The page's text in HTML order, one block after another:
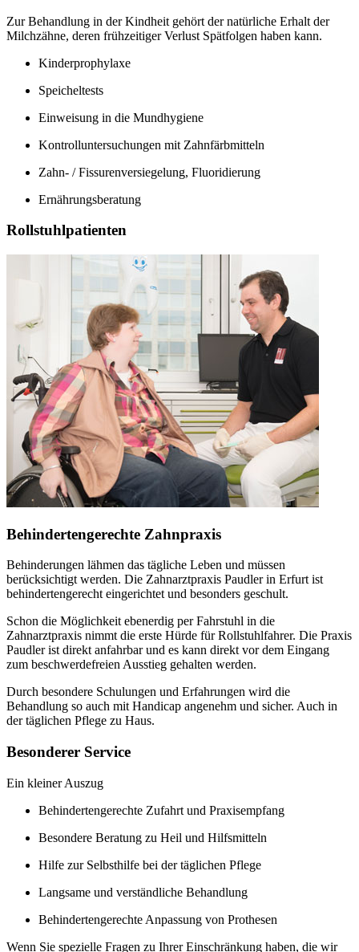
Zur Behandlung in der Kindheit gehört der natürliche Erhalt der
Milchzähne, deren frühzeitiger Verlust Spätfolgen haben kann.
Kinderprophylaxe
Speicheltests
Einweisung in die Mundhygiene
Kontrolluntersuchungen mit Zahnfärbmitteln
Zahn- / Fissurenversiegelung, Fluoridierung
Ernährungsberatung
Rollstuhlpatienten
Behindertengerechte Zahnpraxis
Behinderungen lähmen das tägliche Leben und müssen
berücksichtigt werden. Die Zahnarztpraxis Paudler in Erfurt ist
behindertengerecht eingerichtet und besonders geschult.
Schon die Möglichkeit ebenerdig per Fahrstuhl in die
Zahnarztpraxis nimmt die erste Hürde für Rollstuhlfahrer. Die Praxis
Paudler ist direkt anfahrbar und es kann direkt vor dem Eingang
zum beschwerdefreien Ausstieg gehalten werden.
Durch besondere Schulungen und Erfahrungen wird die
Behandlung so auch mit Handicap angenehm und sicher. Auch in
der täglichen Pflege zu Haus.
Besonderer Service
Ein kleiner Auszug
Behindertengerechte Zufahrt und Praxisempfang
Besondere Beratung zu Heil und Hilfsmitteln
Hilfe zur Selbsthilfe bei der täglichen Pflege
Langsame und verständliche Behandlung
Behindertengerechte Anpassung von Prothesen
Wenn Sie spezielle Fragen zu Ihrer Einschränkung haben, die wir